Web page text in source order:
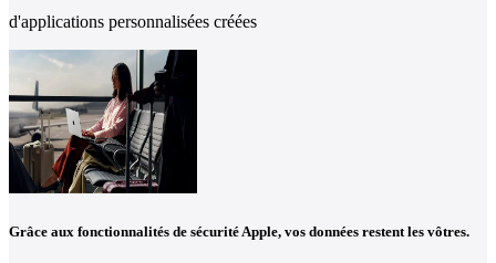
d'applications personnalisées créées
Grâce aux fonctionnalités de sécurité Apple, vos données restent les vôtres.